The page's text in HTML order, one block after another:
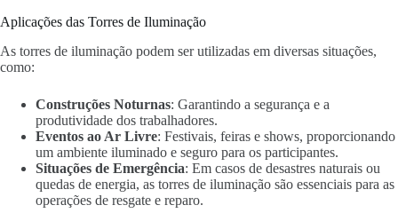
Aplicações das Torres de Iluminação
As torres de iluminação podem ser utilizadas em diversas situações,
como:
Construções Noturnas: Garantindo a segurança e a
produtividade dos trabalhadores.
Eventos ao Ar Livre: Festivais, feiras e shows, proporcionando
um ambiente iluminado e seguro para os participantes.
Situações de Emergência: Em casos de desastres naturais ou
quedas de energia, as torres de iluminação são essenciais para as
operações de resgate e reparo.